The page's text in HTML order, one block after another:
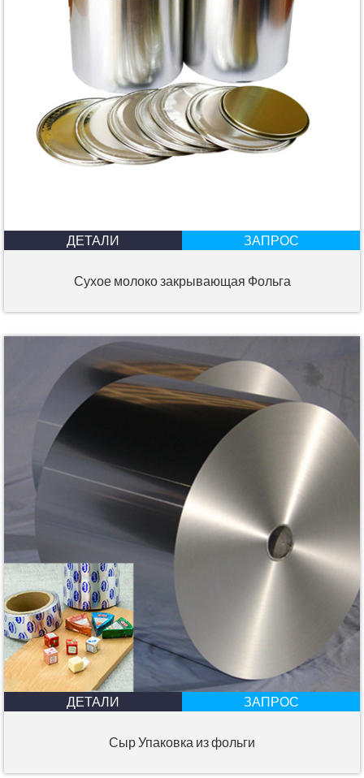
ДЕТАЛИ ЗАПРОС
Сухое молоко закрывающая Фольга
ДЕТАЛИ ЗАПРОС
Сыр Упаковка из фольги